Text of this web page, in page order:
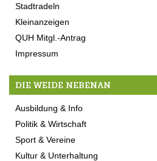
Stadtradeln
Kleinanzeigen
QUH Mitgl.-Antrag
Impressum
DIE WEIDE NEBENAN
Ausbildung & Info
Politik & Wirtschaft
Sport & Vereine
Kultur & Unterhaltung